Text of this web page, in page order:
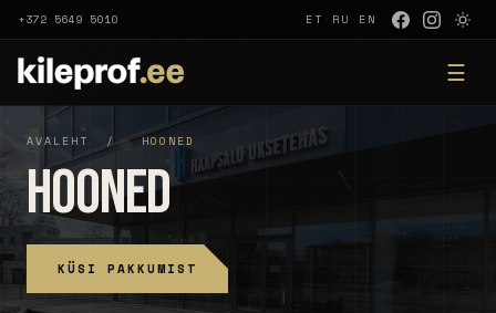
+372 5649 5010 ET · RU · EN
☰
AVALEHT / HOONED
Hooned
KÜSI PAKKUMIST